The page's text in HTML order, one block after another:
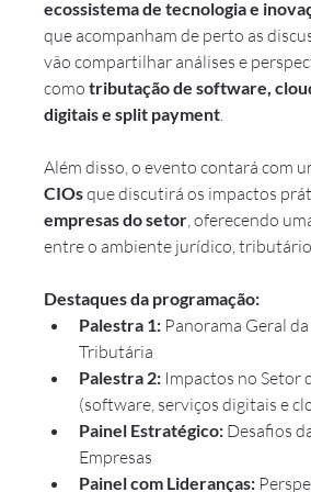
ecossistema de tecnologia e
que acompanham de perto as
vão compartilhar análises e
como tributação de software,
digitais e split payment.
Além disso, o evento contará com
CIOs que discutirá os impactos
empresas do setor, oferecendo
entre o ambiente jurídico, tributário
Destaques da programação:
Palestra 1: Panorama Geral
Tributária
Palestra 2: Impactos no Setor
(software, serviços digitais e
Painel Estratégico: Desafios
Empresas
Painel com Lideranças: